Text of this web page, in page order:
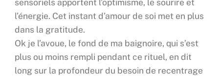
sensoriels apportent l’optimisme, le sourire et
l’énergie. Cet instant d’amour de soi met en plus
dans la gratitude.
Ok je l’avoue, le fond de ma baignoire, qui s’est
plus ou moins rempli pendant ce rituel, en dit
long sur la profondeur du besoin de recentrage